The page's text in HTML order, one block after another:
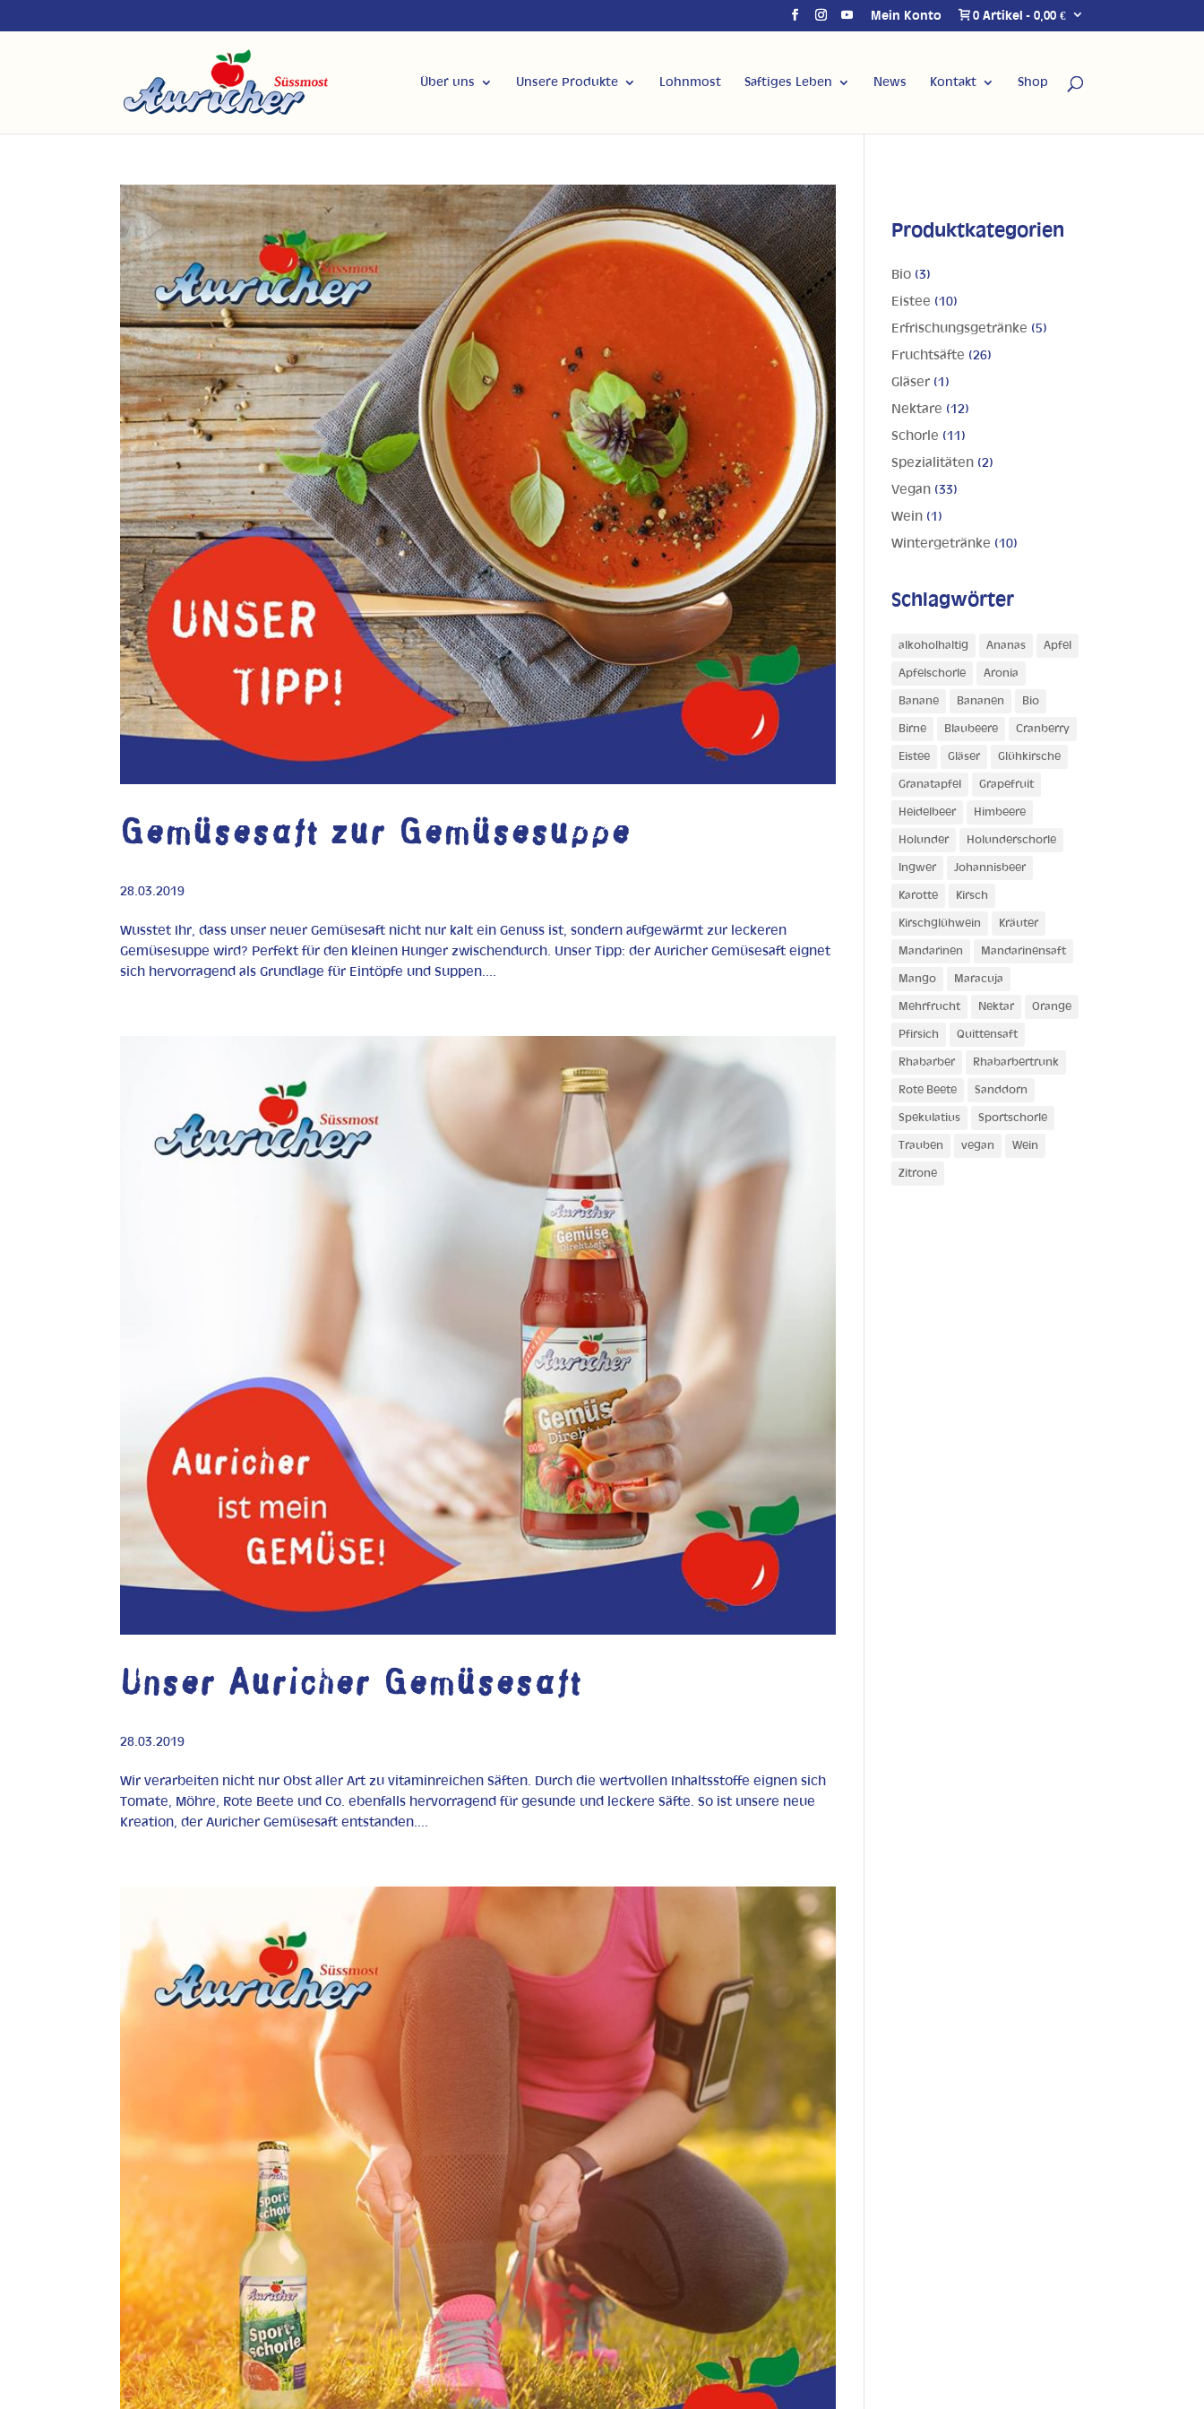
Mein Konto 0 Artikel 0,00 €
Über uns Unsere Produkte Lohnmost Saftiges Leben News Kontakt Shop
Gemüsesaft zur Gemüsesuppe
28.03.2019
Wusstet Ihr, dass unser neuer Gemüsesaft nicht nur kalt ein Genuss ist, sondern aufgewärmt zur leckeren
Gemüsesuppe wird? Perfekt für den kleinen Hunger zwischendurch. Unser Tipp: der Auricher Gemüsesaft eignet
sich hervorragend als Grundlage für Eintöpfe und Suppen....
Unser Auricher Gemüsesaft
28.03.2019
Wir verarbeiten nicht nur Obst aller Art zu vitaminreichen Säften. Durch die wertvollen Inhaltsstoffe eignen sich
Tomate, Möhre, Rote Beete und Co. ebenfalls hervorragend für gesunde und leckere Säfte. So ist unsere neue
Kreation, der Auricher Gemüsesaft entstanden....
Produktkategorien
Bio (3)
Eistee (10)
Erfrischungsgetränke (5)
Fruchtsäfte (26)
Gläser (1)
Nektare (12)
Schorle (11)
Spezialitäten (2)
Vegan (33)
Wein (1)
Wintergetränke (10)
Schlagwörter
alkoholhaltig Ananas Apfel
Apfelschorle Aronia
Banane Bananen Bio
Birne Blaubeere Cranberry
Eistee Gläser Glühkirsche
Granatapfel Grapefruit
Heidelbeer Himbeere
Holunder Holunderschorle
Ingwer Johannisbeer
Karotte Kirsch
Kirschglühwein Kräuter
Mandarinen Mandarinensaft
Mango Maracuja
Mehrfrucht Nektar Orange
Pfirsich Quittensaft
Rhabarber Rhabarbertrunk
Rote Beete Sanddorn
Spekulatius Sportschorle
Trauben vegan Wein
Zitrone